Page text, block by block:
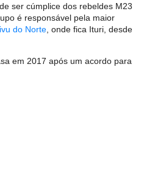
ser cúmplice dos rebeldes M23
é responsável pela maior
do Norte , onde fica Ituri, desde
em 2017 após um acordo para